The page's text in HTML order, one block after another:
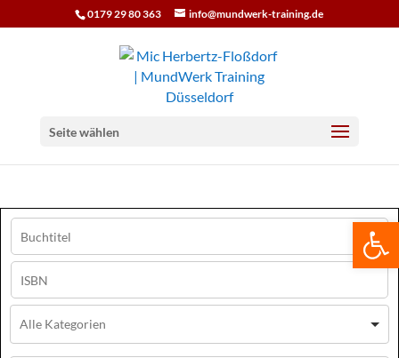
0179 29 80 363 info@mundwerk-training.de
Seite wählen